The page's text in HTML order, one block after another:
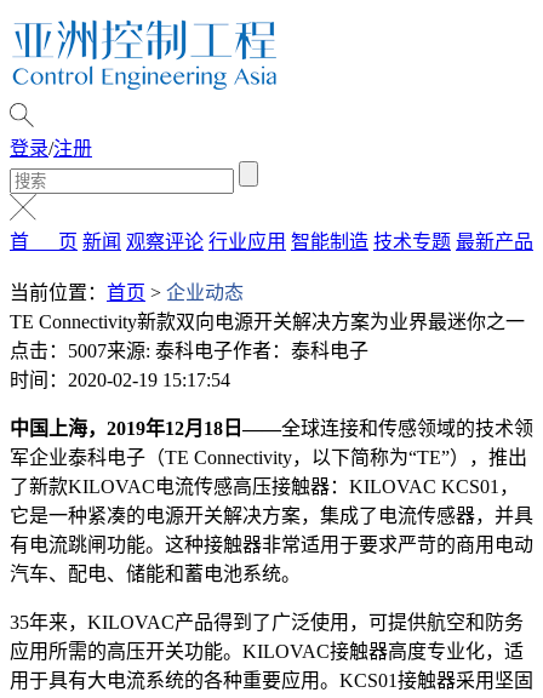
登录/注册
首 页 新闻 观察评论 行业应用 智能制造 技术专题 最新产品
当前位置： 首页 > 企业动态
TE Connectivity新款双向电源开关解决方案为业界最迷你之一
点击：5007来源: 泰科电子作者：泰科电子
时间：2020-02-19 15:17:54
中国上海， 2019年12月18日——全球连接和传感领域的技术领
军企业泰科电子（TE Connectivity，以下简称为“TE”），推出
了新款KILOVAC电流传感高压接触器：KILOVAC KCS01，
它是一种紧凑的电源开关解决方案，集成了电流传感器，并具
有电流跳闸功能。这种接触器非常适用于要求严苛的商用电动
汽车、配电、储能和蓄电池系统。
35年来，KILOVAC产品得到了广泛使用，可提供航空和防务
应用所需的高压开关功能。KILOVAC接触器高度专业化，适
用于具有大电流系统的各种重要应用。KCS01接触器采用坚固